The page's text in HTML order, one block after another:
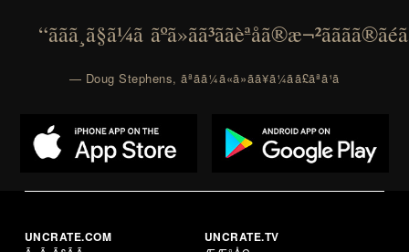
“ããã¸ã§ã¼ã
— Doug Stephens, ãªãã¼ã«ã»ãã¥ã¼ãã£ãªã¹ã
UNCRATE.COM UNCRATE.TV